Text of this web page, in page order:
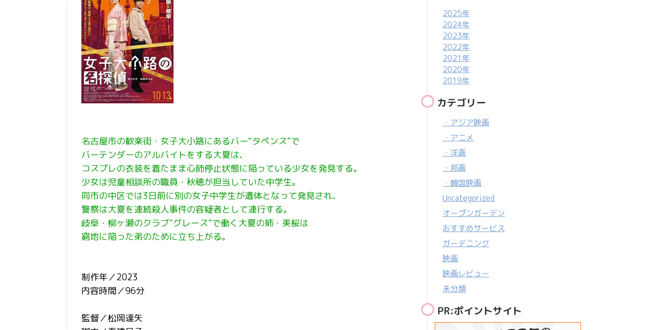
名古屋市の歓楽街・女子大小路にあるバー“タペンス”で
バーテンダーのアルバイトをする大夏は、
コスプレの衣装を着たまま心肺停止状態に陥っている少女を発見する。
少女は児童相談所の職員・秋穂が担当していた中学生。
同市の中区では3日前に別の女子中学生が遺体となって発見され、
警察は大夏を連続殺人事件の容疑者として連行する。
岐阜・柳ヶ瀬のクラブ“グレース”で働く大夏の姉・美桜は
窮地に陥った弟のために立ち上がる。
制作年／2023
内容時間／96分
監督／松岡達矢
2025年
2024年
2023年
2022年
2021年
2020年
2019年
カテゴリー
・アジア映画
・アニメ
・洋画
・邦画
・韓国映画
Uncategorized
オープンガーデン
おすすめサービス
ガーデニング
映画
映画レビュー
未分類
PR:ポイントサイト